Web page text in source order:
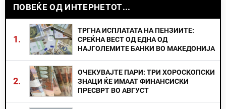
ПОВЕЌЕ ОД ИНТЕРНЕТОТ...
1.
ТРГНА ИСПЛАТАТА НА ПЕНЗИИТЕ:
СРЕЌНА ВЕСТ ОД ЕДНА ОД
НАЈГОЛЕМИТЕ БАНКИ ВО МАКЕДОНИЈА
2.
ОЧЕКУВАЈТЕ ПАРИ: ТРИ ХОРОСКОПСКИ
ЗНАЦИ ЌЕ ИМААТ ФИНАНСИСКИ
ПРЕСВРТ ВО АВГУСТ